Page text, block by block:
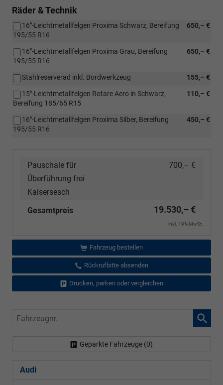
Räder & Technik
650,– €
16"-Leichtmetallfelgen Proxima Schwarz, Bereifung
195/55 R16
650,– €
16"-Leichtmetallfelgen Proxima Grau, Bereifung
195/55 R16
155,– €
Stahlreserverad inkl. Bordwerkzeug
110,– €
15"-Leichtmetallfelgen Rotare Aero in Schwarz,
Bereifung 185/65 R15
450,– €
16"-Leichtmetallfelgen Proxima Silber, Bereifung
195/55 R16
Pauschale für
Überführung frei
Kaisersesch
700,– €
Gesamtpreis 19.530,– €
inkl. 19% MwSt.
Fahrzeug bestellen
Rückrufbitte absenden
Drucken, parken oder vergleichen
Fahrzeugnr.
Geparkte Fahrzeuge (0)
Audi